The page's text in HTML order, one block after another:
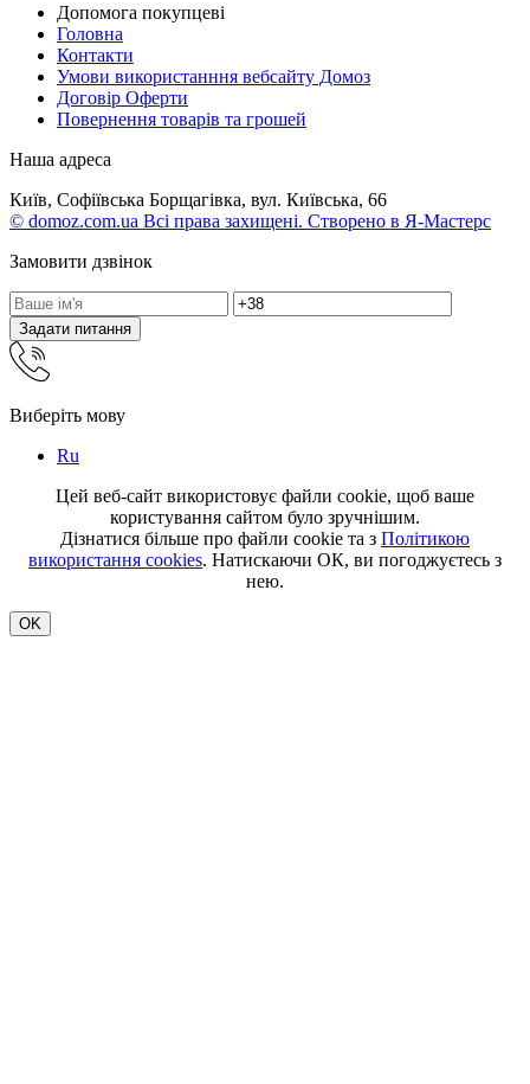
Допомога покупцеві
Головна
Контакти
Умови використанння вебсайту Домоз
Договір Оферти
Повернення товарів та грошей
Наша адреса
Київ, Софіївська Борщагівка, вул. Київська, 66
© domoz.com.ua Всі права захищені. Створено в Я-Мастерс
Замовити дзвінок
Задати питання
Виберіть мову
Ru
Цей веб-сайт використовує файли cookie, щоб ваше
користування сайтом було зручнішим.
Дізнатися більше про файли cookie та з Політикою
використання cookies. Натискаючи ОК, ви погоджуєтесь з
нею.
OK